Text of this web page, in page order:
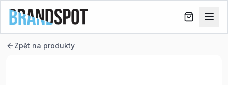
Zpět na produkty